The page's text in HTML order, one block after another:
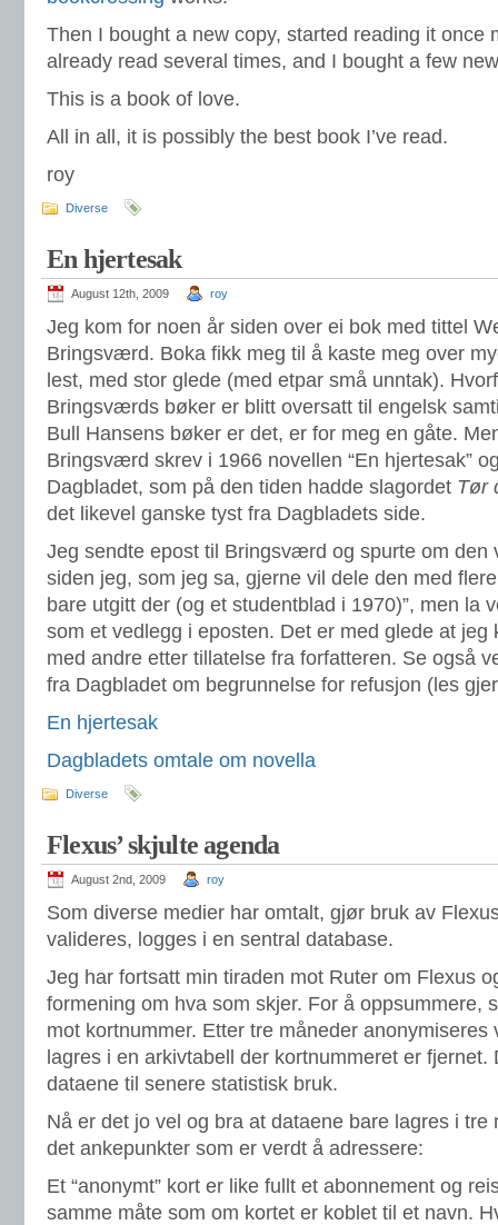
Then I bought a new copy, started reading it once
already read several times, and I bought a few
This is a book of love.
All in all, it is possibly the best book I’ve read.
roy
Diverse
En hjertesak
August 12th, 2009 roy
Jeg kom for noen år siden over ei bok med tittel
Bringsværd. Boka fikk meg til å kaste meg over
lest, med stor glede (med etpar små unntak).
Bringsværds bøker er blitt oversatt til engelsk
Bull Hansens bøker er det, er for meg en gåte.
Bringsværd skrev i 1966 novellen “En hjertesak”
Dagbladet, som på den tiden hadde slagordet Tør
det likevel ganske tyst fra Dagbladets side.
Jeg sendte epost til Bringsværd og spurte om den
siden jeg, som jeg sa, gjerne vil dele den med
bare utgitt der (og et studentblad i 1970)”, men la
som et vedlegg i eposten. Det er med glede at jeg
med andre etter tillatelse fra forfatteren. Se også
fra Dagbladet om begrunnelse for refusjon (les
En hjertesak
Dagbladets omtale om novella
Diverse
Flexus’ skjulte agenda
August 2nd, 2009 roy
Som diverse medier har omtalt, gjør bruk av
valideres, logges i en sentral database.
Jeg har fortsatt min tiraden mot Ruter om Flexus
formening om hva som skjer. For å oppsummere,
mot kortnummer. Etter tre måneder anonymiseres
lagres i en arkivtabell der kortnummeret er fjernet.
dataene til senere statistisk bruk.
Nå er det jo vel og bra at dataene bare lagres i tre
det ankepunkter som er verdt å adressere:
Et “anonymt” kort er like fullt et abonnement og
samme måte som om kortet er koblet til et navn.